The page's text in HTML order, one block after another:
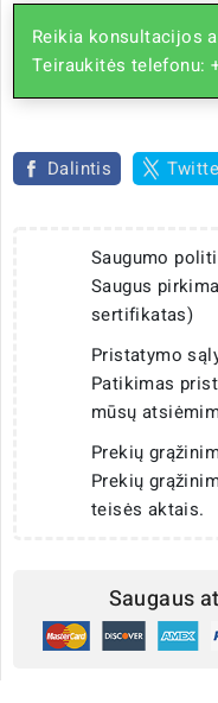
Reikia konsultacijos
Teiraukitės telefonu:
Dalintis
Saugumo
Saugus
sertifikatas)
Pristatymo
Patikimas
mūsų
Prekių
Prekių
teisės aktais.
Saugaus